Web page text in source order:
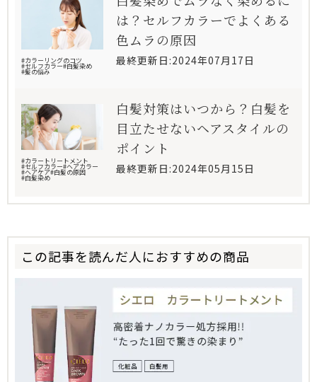
#カラーリングのコツ
#セルフカラー#白髪染め
#髪の悩み
は？セルフカラーでよくある
色ムラの原因
最終更新日:2024年07月17日
#カラートリートメント
#セルフカラー#ヘアカラー
#ヘアケア#白髪の原因
#白髪染め
白髪対策はいつから？白髪を
目立たせないヘアスタイルの
ポイント
最終更新日:2024年05月15日
この記事を読んだ人におすすめの商品